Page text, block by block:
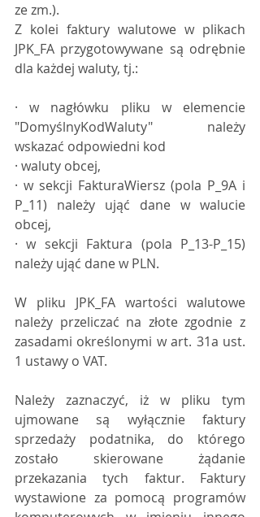
ze zm.).
Z kolei faktury walutowe w plikach
JPK_FA przygotowywane są odrębnie
dla każdej waluty, tj.:
· w nagłówku pliku w elemencie
"DomyślnyKodWaluty" należy
wskazać odpowiedni kod
· waluty obcej,
· w sekcji FakturaWiersz (pola P_9A i
P_11) należy ująć dane w walucie
obcej,
· w sekcji Faktura (pola P_13-P_15)
należy ująć dane w PLN.
W pliku JPK_FA wartości walutowe
należy przeliczać na złote zgodnie z
zasadami określonymi w art. 31a ust.
1 ustawy o VAT.
Należy zaznaczyć, iż w pliku tym
ujmowane są wyłącznie faktury
sprzedaży podatnika, do którego
zostało skierowane żądanie
przekazania tych faktur. Faktury
wystawione za pomocą programów